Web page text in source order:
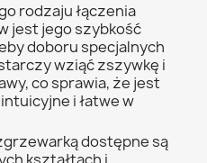
rodzaju łączenia
jest jego szybkość
doboru specjalnych
wziąć zszywkę i
co sprawia, że jest
i łatwe w
dostępne są